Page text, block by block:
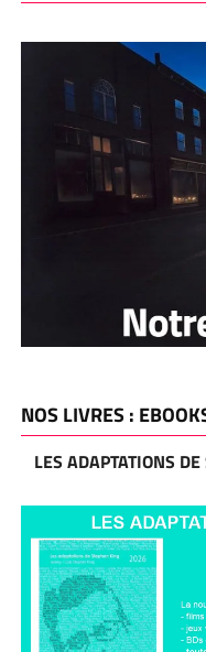
NOS LIVRES :
LES ADAPTATIONS